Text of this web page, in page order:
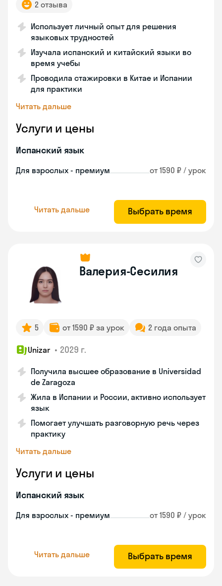
2 отзыва
Использует личный опыт для решения
языковых трудностей
Изучала испанский и китайский языки во
время учебы
Проводила стажировки в Китае и Испании
для практики
Читать дальше
Услуги и цены
Испанский язык
Для взрослых - премиум от 1590 ₽ / урок
Читать дальше Выбрать время
Валерия-Сесилия
5 от 1590 ₽ за урок 2 года опыта
Unizar • 2029 г.
Получила высшее образование в Universidad
de Zaragoza
Жила в Испании и России, активно использует
язык
Помогает улучшать разговорную речь через
практику
Читать дальше
Услуги и цены
Испанский язык
Для взрослых - премиум от 1590 ₽ / урок
Читать дальше Выбрать время